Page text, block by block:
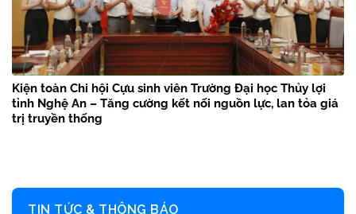
Kiện toàn Chi hội Cựu sinh viên Trường Đại học Thủy lợi
tỉnh Nghệ An – Tăng cường kết nối nguồn lực, lan tỏa giá
trị truyền thống
TIN TỨC & THÔNG BÁO